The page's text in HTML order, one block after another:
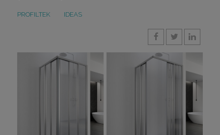
PROFILTEK IDEAS